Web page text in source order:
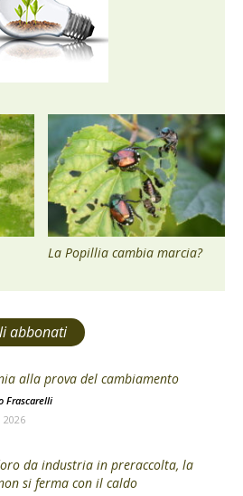
La Popillia cambia marcia?
abbonati
alla prova del cambiamento
Frascarelli
2026
da industria in preraccolta, la
si ferma con il caldo